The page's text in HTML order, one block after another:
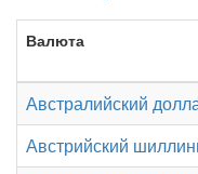
Валюта
Австралийский
Австрийский